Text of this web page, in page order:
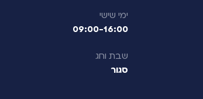
ימי שישי
09:00-16:00
שבת וחג
סגור